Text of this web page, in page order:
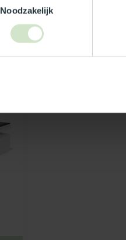
Noodzakelijk